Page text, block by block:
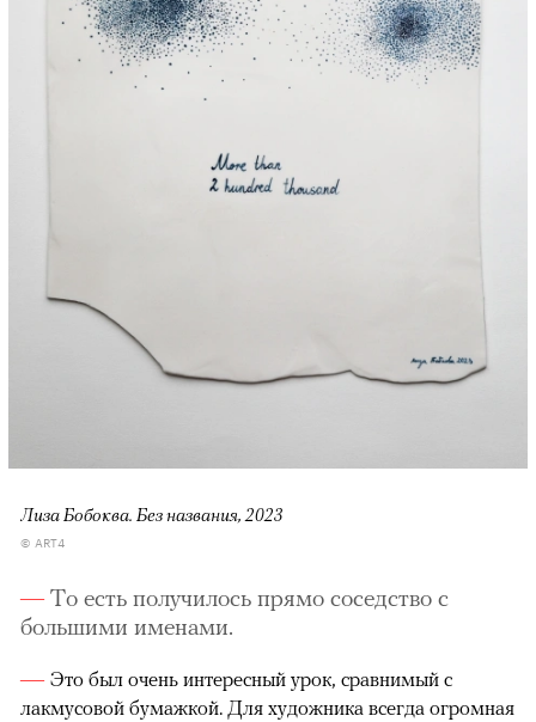
00:00 / 00:00
Лиза Бобоква. Без названия, 2023
© ART4
То есть получилось прямо соседство с
большими именами.
Это был очень интересный урок, сравнимый с
лакмусовой бумажкой. Для художника всегда огромная